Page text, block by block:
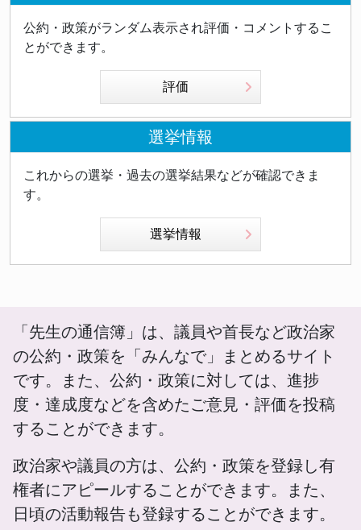
公約・政策がランダム表示され評価・コメントするこ
とができます。
評価
選挙情報
これからの選挙・過去の選挙結果などが確認できま
す。
選挙情報
「先生の通信簿」は、議員や首長など政治家
の公約・政策を「みんなで」まとめるサイト
です。また、公約・政策に対しては、進捗
度・達成度などを含めたご意見・評価を投稿
することができます。
政治家や議員の方は、公約・政策を登録し有
権者にアピールすることができます。また、
日頃の活動報告も登録することができます。